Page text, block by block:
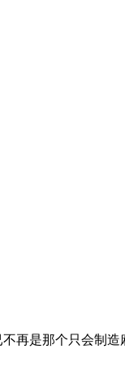
再是那个只会制